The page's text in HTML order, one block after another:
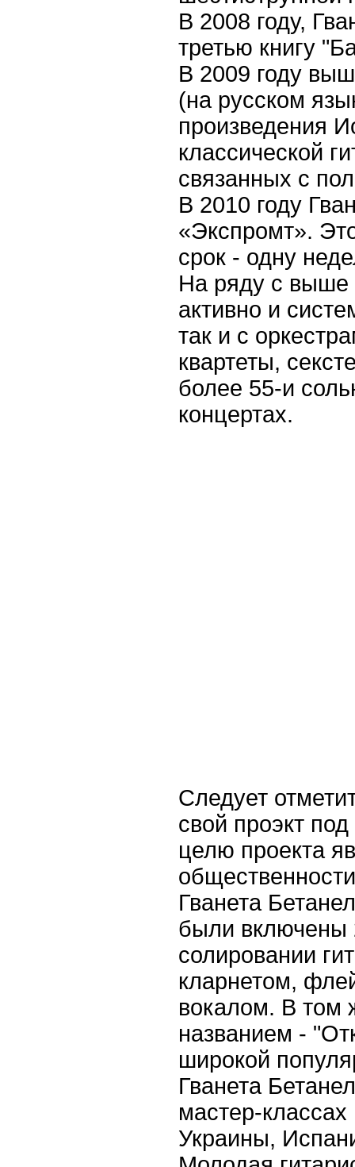
В 2008 году,
третью книгу
В 2009 году
(на русском
произведения
классической
связанных с
В 2010 году
«Экспромт».
срок - одну
На ряду с выше
активно и
так и с
квартеты,
более 55-и
концертах.
Следует
свой проэкт
целю проекта
Гванета
были включены
солировании
кларнетом,
вокалом. В том
названием -
широкой
Гванета
мастер-
Украины,